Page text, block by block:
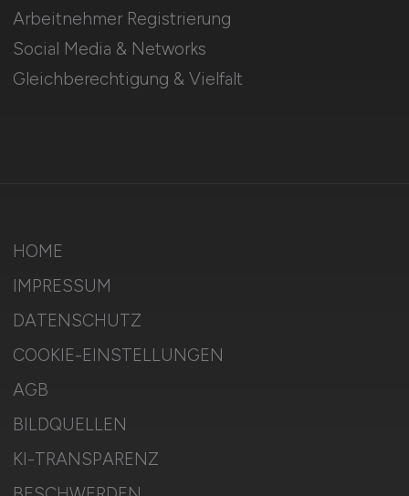
Arbeitnehmer Registrierung
Social Media & Networks
Gleichberechtigung & Vielfalt
HOME
IMPRESSUM
DATENSCHUTZ
COOKIE-EINSTELLUNGEN
AGB
BILDQUELLEN
KI-TRANSPARENZ